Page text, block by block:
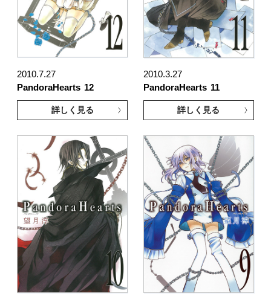
2010.7.27
PandoraHearts 12
詳しく見る
2010.3.27
PandoraHearts 11
詳しく見る